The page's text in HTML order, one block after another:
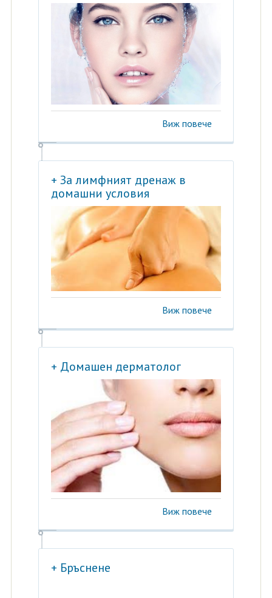
Виж повече
+ За лимфният дренаж в
домашни условия
Виж повече
+ Домашен дерматолог
Виж повече
+ Бръснене